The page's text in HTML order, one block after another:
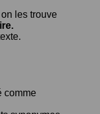
les trouve
comme